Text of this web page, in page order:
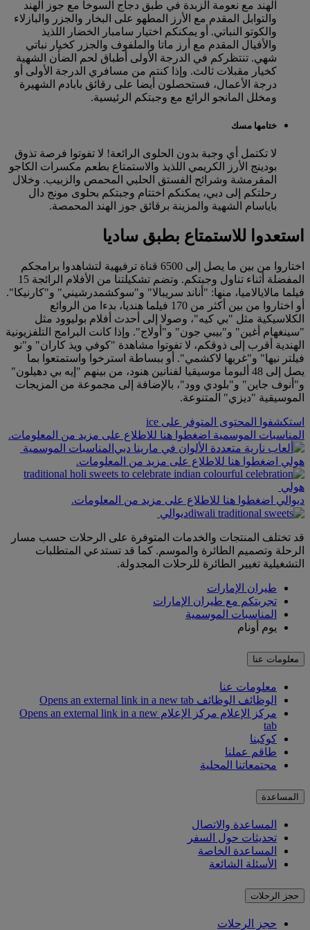
الهند مع نعومة الزبدة في طبق دجاج السوخا مع جوز الهند
والتوابل المقدم مع الأرز المطهو ​​على البخار والجزر والبازلاء
والكوتو النباتي. أو يمكنكم اختيار سامبار الخضار اللذيذ
والأفيال المقدم مع أرز ماتا والملفوف والجزر كخيار نباتي
شهي. تنتظركم في الدرجة الأولى أطباق لحم الضأن الشهية
كخيار مقبلات ثالث. وإذا كنتم من مسافري الدرجة الأولى أو
درجة الأعمال، فستحصلون أيضا على رقائق بابادم الشهيرة
ومخلل المانجو الرائع مع وجبتكم الرئيسية.
ختامها مسك
لا تكتمل أي وجبة بدون الحلوى الرائعة! لا تفوتوا فرصة تذوق
بودينج الأرز الكريمي اللذيذ والاستمتاع بطعم مكسرات الكاجو
المقرمشة وشرائح الفستق الحلبي المحمص والزبيب. وخلال
رحلتكم إلى دبي، يمكنكم اختتام وجبتكم بحلوى مونج دال
باياسام الشهية والمزينة برقائق جوز الهند المحمصة.
استعدوا للاستمتاع بطبق ساديا
اختاروا من بين ما يصل إلى 6500 قناة ترفيهية لتشاهدوا برامجكم
المفضلة أثناء تناول وجبتكم. وتضم تشكيلتنا من الأفلام الرائجة 15
فيلما مالايالاميا، منها: "أناند سريبالا" و"سوكشمدرشيني" و"كارنيكا".
أو اختاروا من بين أكثر من 170 فيلما هنديا، بدءا من الروائع
الكلاسيكية مثل "بي كيه"، وصولا إلى أحدث أفلام بوليوود مثل
"سينغهام أغين" و"بيبي جون" و"أولاج". وإذا كانت البرامج التلفزيونية
الهندية أقرب إلى ذوقكم، لا تفوتوا مشاهدة "كوفي ويذ كاران" و"نو
فيلتر نيها" و"غريها لاكشمي". أو ببساطة استرخوا واستمتعوا بما
يصل إلى 48 ألبوما موسيقيا لفنانين هنود، من بينهم "إيه بي دهيلون"
و"أنوف جاين" و"بلودي وود"، بالإضافة إلى مجموعة من المزيجات
الموسيقية "ديزي" المتنوعة.
استكشفوا المحتوى المتوفر على ice
المناسبات الموسمية اضغطوا هنا للاطلاع على مزيد من المعلومات.
المناسبات الموسمية
هولي اضغطوا هنا للاطلاع على مزيد من المعلومات.
هولي
ديوالي اضغطوا هنا للاطلاع على مزيد من المعلومات.
ديوالي
قد تختلف المنتجات والخدمات المتوفرة على الرحلات حسب مسار
الرحلة وتصميم الطائرة والموسم. كما قد تستدعي المتطلبات
التشغيلية تغيير الطائرة للرحلات المجدولة.
طيران الإمارات
تجربتكم مع طيران الإمارات
المناسبات الموسمية
يوم أونام
معلومات عنا
معلومات عنا
الوظائف الوظائف Opens an external link in a new tab
مركز الإعلام
مركز الإعلام Opens an external link in a new
tab
كوكبنا
طاقم عملنا
مجتمعاتنا المحلية
المساعدة
المساعدة والاتصال
تحديثات حول السفر
المساعدة الخاصة
الأسئلة الشائعة
حجز الرحلات
حجز الرحلات